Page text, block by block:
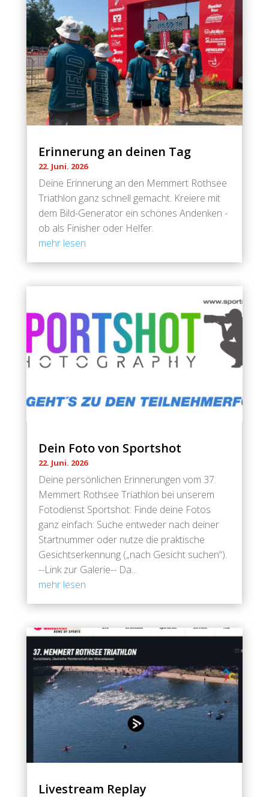
Erinnerung an deinen Tag
22. Juni. 2026
Deine Erinnerung an den Memmert Rothsee
Triathlon ganz schnell gemacht. Kreiere mit
dem Bild-Generator ein schönes Andenken -
ob als Finisher oder Helfer.
mehr lesen
Dein Foto von Sportshot
22. Juni. 2026
Deine persönlichen Erinnerungen vom 37.
Memmert Rothsee Triathlon bei unserem
Fotodienst Sportshot: Finde deine Fotos
ganz einfach: Suche entweder nach deiner
Startnummer oder nutze die praktische
Gesichtserkennung („nach Gesicht suchen“).
--Link zur Galerie-- Da...
mehr lesen
Livestream Replay